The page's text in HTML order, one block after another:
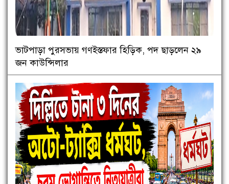
ভাটপাড়া পুরসভায় গণইস্তফার হিড়িক, পদ ছাড়লেন ২৯
জন কাউন্সিলার